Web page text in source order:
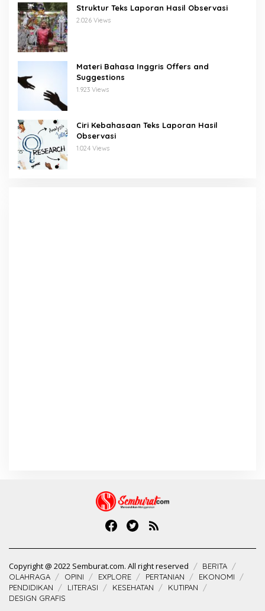
Struktur Teks Laporan Hasil Observasi
2.026 Views
Materi Bahasa Inggris Offers and
Suggestions
1.923 Views
Ciri Kebahasaan Teks Laporan Hasil
Observasi
1.024 Views
Copyright @ 2022 Semburat.com. All right reserved
BERITA
OLAHRAGA
OPINI EXPLORE PERTANIAN
EKONOMI
PENDIDIKAN
LITERASI KESEHATAN
KUTIPAN
DESIGN GRAFIS